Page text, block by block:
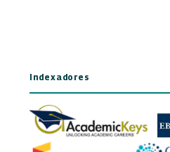
Indexadores